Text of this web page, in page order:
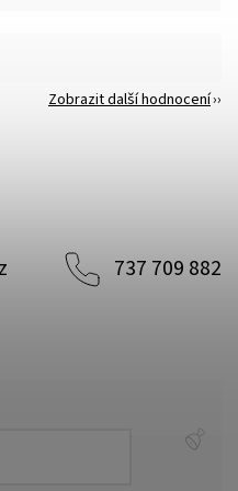
Zobrazit další hodnocení
737 709 882